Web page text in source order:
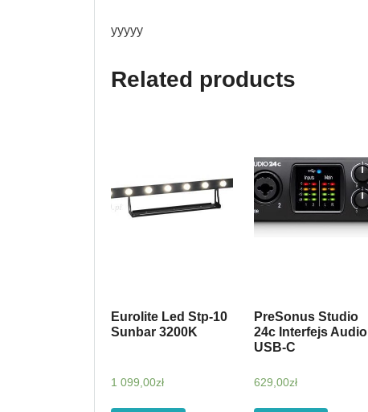
yyyyy
Related products
Eurolite Led Stp-10
Sunbar 3200K
1 099,00zł
PreSonus Studio
24c Interfejs Audio
USB-C
629,00zł